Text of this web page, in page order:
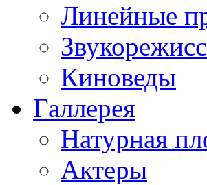
Линейные
Киноведы
Галлерея
Натурная
Актеры